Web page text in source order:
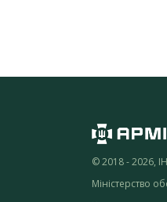
© 2018 - 2026,
Міністерство